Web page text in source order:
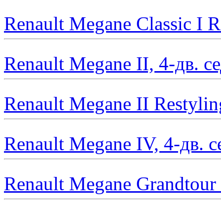
Renault Megane Classic I
Renault Megane II, 4-дв.
Renault Megane II
Renault Megane IV, 4-дв.
Renault Megane